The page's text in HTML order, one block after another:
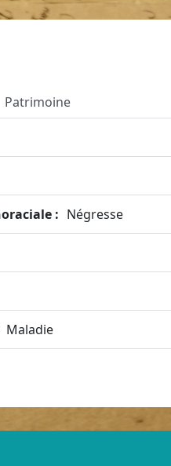
Patrimoine
: Négresse
Maladie